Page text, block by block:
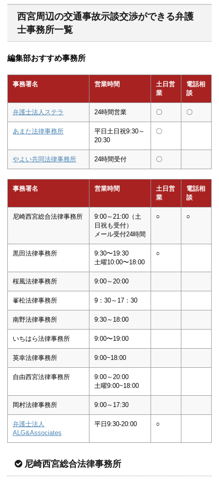
西宮周辺の交通事故示談交渉ができる弁護
士事務所一覧
編集部おすすめ事務所
事務署名 営業時間
土日営
業
電話相
談
弁護士法人ステラ 24時間営業 〇 〇
あまた法律事務所
平日土日祝9:30～
20:30
〇
やよい共同法律事務所 24時間受付 〇
事務署名 営業時間
土日営
業
電話相
談
尼崎西宮総合法律事務所
9:00～21:00（土
日祝も受付）
メール受付24時間
○ ○
黒田法律事務所
9:30〜19:30
土曜10:00〜18:00
○
桜風法律事務所 9:00～20:00
峯松法律事務所 9：30～17：30
南野法律事務所 9:30～18:00
いちはら法律事務所 9:00〜19:00
英幸法律事務所 9:00~18:00
自由西宮法律事務所
9:00～20:00
土曜9:00~18:00
岡村法律事務所 9:00～17:30
弁護士法人
ALG&Associates
平日9:30-20:00 ○
尼崎西宮総合法律事務所